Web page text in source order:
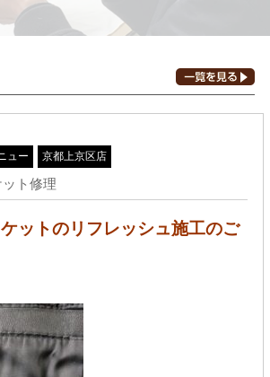
ュー 京都上京区店
ト修理
ットのリフレッシュ施工のご